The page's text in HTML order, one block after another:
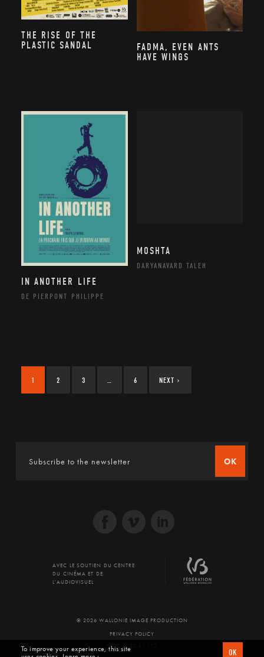
THE RISE OF THE
PLASTIC SANDAL
FADMA, EVEN ANTS
HAVE WINGS
IN ANOTHER LIFE
DE PIERPONT PHILIPPE
MOSHTA
DARYANAVARD TALEH
1 2 3 … 6 NEXT ›
OK
AVEC LE SOUTIEN DU CENTRE
DU CINÉMA ET DE
L'AUDIOVISUEL
© 2026 WALLONIE IMAGE PRODUCTION
PRIVACY POLICY
PRODUCED BY SFD
To improve your experience, this site
OK